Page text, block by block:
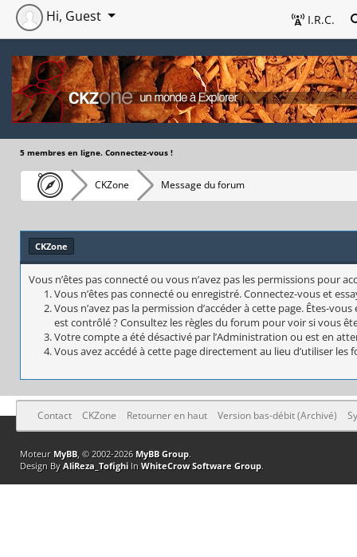
I.R.C.
Hi, Guest
5 membres en ligne. Connectez-vous !
CKZone Message du forum
CKZone
Vous n’êtes pas connecté ou vous n’avez pas les permissions pour
Vous n’êtes pas connecté ou enregistré. Connectez-vous et
Vous n’avez pas la permission d’accéder à cette page. Êtes-
est contrôlé ? Consultez les règles du forum pour voir si vous
Votre compte a été désactivé par l’Administration ou est en
Vous avez accédé à cette page directement au lieu d’utiliser
Contact CKZone Retourner en haut Version bas-débit (Archivé)
Moteur MyBB, © 2002-2026 MyBB Group.
Design By AliReza_TofighiIn WhiteCrow Software Group.